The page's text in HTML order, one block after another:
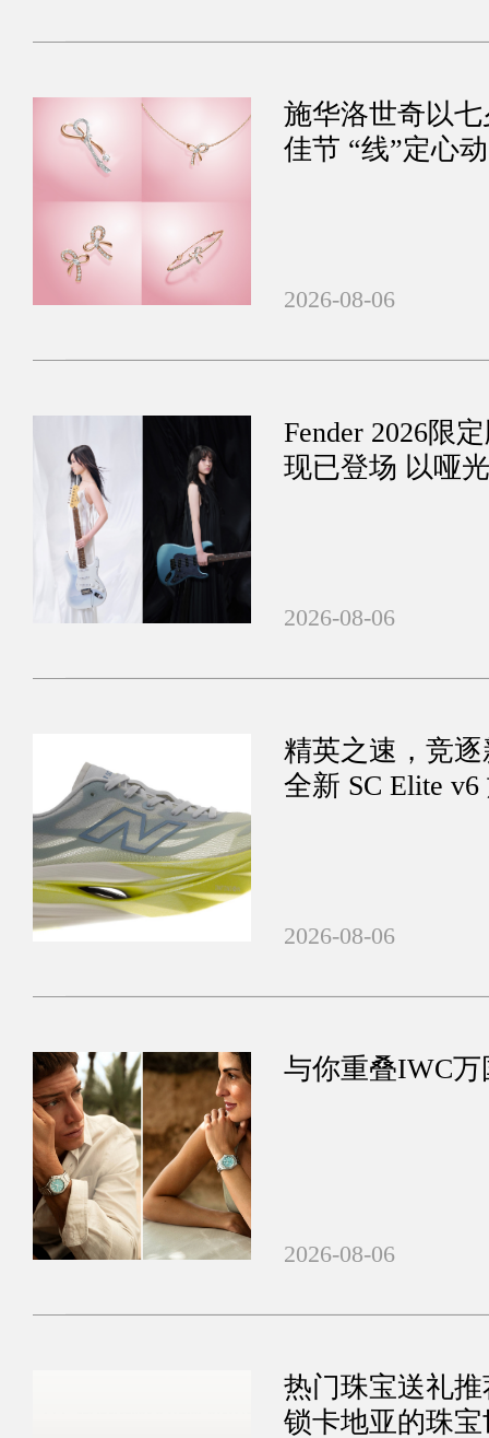
施华洛世奇以
佳节 “线”定心
2026-08-06
Fender 2026限
现已登场 以哑
2026-08-06
精英之速，竞逐
全新 SC Elite
2026-08-06
与你重叠IWC
2026-08-06
热门珠宝送礼
锁卡地亚的珠